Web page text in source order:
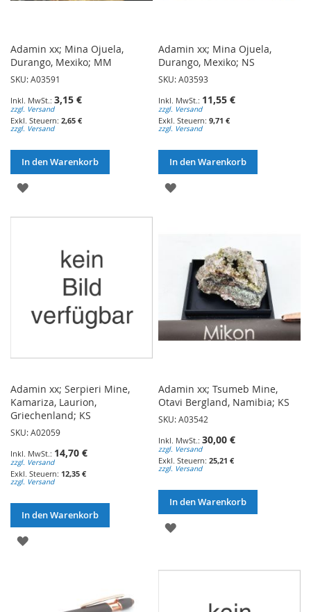
Adamin xx; Mina Ojuela,
Durango, Mexiko; MM
SKU: A03591
3,15 €
zzgl. Versand
2,65 €
zzgl. Versand
In den Warenkorb
ZUR
Adamin xx; Mina Ojuela,
Durango, Mexiko; NS
SKU: A03593
11,55 €
zzgl. Versand
9,71 €
zzgl. Versand
In den Warenkorb
ZUR
Adamin xx; Serpieri Mine,
Kamariza, Laurion,
Griechenland; KS
SKU: A02059
14,70 €
zzgl. Versand
12,35 €
zzgl. Versand
In den Warenkorb
ZUR
Adamin xx; Tsumeb Mine,
Otavi Bergland, Namibia; KS
SKU: A03542
30,00 €
zzgl. Versand
25,21 €
zzgl. Versand
In den Warenkorb
ZUR
HINZUFÜGEN